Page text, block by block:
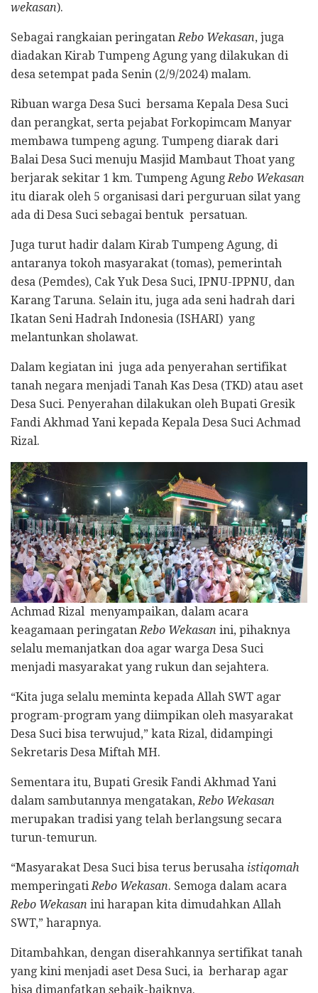
wekasan).
Sebagai rangkaian peringatanRebo Wekasan, juga
diadakan Kirab Tumpeng Agung yang dilakukan di
desa setempat pada Senin (2/9/2024) malam.
Ribuan warga Desa Suci bersama Kepala Desa Suci
dan perangkat, serta pejabat Forkopimcam Manyar
membawa tumpeng agung. Tumpeng diarak dari
Balai Desa Suci menuju Masjid Mambaut Thoat yang
berjarak sekitar 1 km. Tumpeng AgungRebo Wekasan
itu diarak oleh 5 organisasi dari perguruan silat yang
ada di Desa Suci sebagai bentuk persatuan.
Juga turut hadir dalam Kirab Tumpeng Agung, di
antaranya tokoh masyarakat (tomas), pemerintah
desa (Pemdes), Cak Yuk Desa Suci, IPNU-IPPNU, dan
Karang Taruna. Selain itu, juga ada seni hadrah dari
Ikatan Seni Hadrah Indonesia (ISHARI) yang
melantunkan sholawat.
Dalam kegiatan ini juga ada penyerahan sertifikat
tanah negara menjadi Tanah Kas Desa (TKD) atau aset
Desa Suci. Penyerahan dilakukan oleh Bupati Gresik
Fandi Akhmad Yani kepada Kepala Desa Suci Achmad
Rizal.
Achmad Rizal menyampaikan, dalam acara
keagamaan peringatanRebo Wekasan ini, pihaknya
selalu memanjatkan doa agar warga Desa Suci
menjadi masyarakat yang rukun dan sejahtera.
“Kita juga selalu meminta kepada Allah SWT agar
program-program yang diimpikan oleh masyarakat
Desa Suci bisa terwujud,” kata Rizal, didampingi
Sekretaris Desa Miftah MH.
Sementara itu, Bupati Gresik Fandi Akhmad Yani
dalam sambutannya mengatakan,Rebo Wekasan
merupakan tradisi yang telah berlangsung secara
turun-temurun.
“Masyarakat Desa Suci bisa terus berusaha istiqomah
memperingatiRebo Wekasan. Semoga dalam acara
Rebo Wekasan ini harapan kita dimudahkan Allah
SWT,” harapnya.
Ditambahkan, dengan diserahkannya sertifikat tanah
yang kini menjadi aset Desa Suci, ia berharap agar
bisa dimanfatkan sebaik-baiknya.